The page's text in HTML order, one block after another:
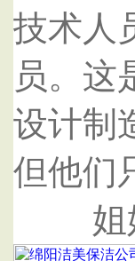
技术人
员。这
设计制
但他们
姐姐